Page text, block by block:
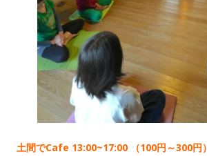
土間でCafe 13:00~17:00 （100円～300円）